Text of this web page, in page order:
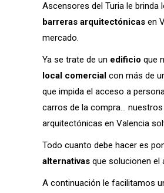
Ascensores del Turia le brinda
barreras arquitectónicas en
mercado.
Ya se trate de un edificio que
local comercial con más de
que impida el acceso a
carros de la compra…
arquitectónicas en Valencia
Todo cuanto debe hacer es
alternativas que solucionen el
A continuación le facilitamos